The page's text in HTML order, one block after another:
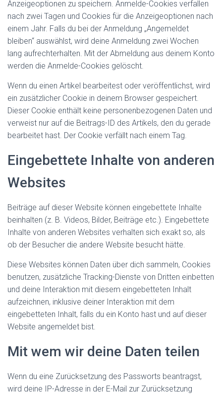
Anzeigeoptionen zu speichern. Anmelde-Cookies verfallen
nach zwei Tagen und Cookies für die Anzeigeoptionen nach
einem Jahr. Falls du bei der Anmeldung „Angemeldet
bleiben“ auswählst, wird deine Anmeldung zwei Wochen
lang aufrechterhalten. Mit der Abmeldung aus deinem Konto
werden die Anmelde-Cookies gelöscht.
Wenn du einen Artikel bearbeitest oder veröffentlichst, wird
ein zusätzlicher Cookie in deinem Browser gespeichert.
Dieser Cookie enthält keine personenbezogenen Daten und
verweist nur auf die Beitrags-ID des Artikels, den du gerade
bearbeitet hast. Der Cookie verfällt nach einem Tag.
Eingebettete Inhalte von anderen
Websites
Beiträge auf dieser Website können eingebettete Inhalte
beinhalten (z. B. Videos, Bilder, Beiträge etc.). Eingebettete
Inhalte von anderen Websites verhalten sich exakt so, als
ob der Besucher die andere Website besucht hätte.
Diese Websites können Daten über dich sammeln, Cookies
benutzen, zusätzliche Tracking-Dienste von Dritten einbetten
und deine Interaktion mit diesem eingebetteten Inhalt
aufzeichnen, inklusive deiner Interaktion mit dem
eingebetteten Inhalt, falls du ein Konto hast und auf dieser
Website angemeldet bist.
Mit wem wir deine Daten teilen
Wenn du eine Zurücksetzung des Passworts beantragst,
wird deine IP-Adresse in der E-Mail zur Zurücksetzung